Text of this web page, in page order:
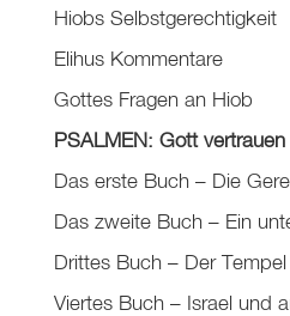
Hiobs Selbstgerechtigkeit
Elihus Kommentare
Gottes Fragen an Hiob
PSALMEN: Gott
Das erste Buch – Die
Das zweite Buch – Ein
Drittes Buch – Der
Viertes Buch – Israel und